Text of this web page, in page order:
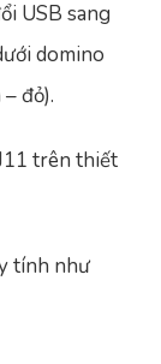
USB sang
domino
đỏ).
trên thiết
tính như